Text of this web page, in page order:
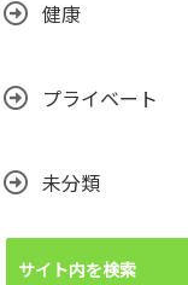
健康
プライベート
未分類
サイト内を検索